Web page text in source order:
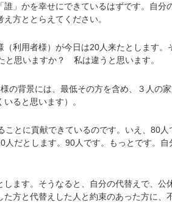
かを幸せにできているはずです。自分
方ととらえてください。
利用者様）が今日は20人来たとします。
と思いますか？ 私は違うと思います。
の背景には、最低その方を含め、３人の
ると思います）。
とに貢献できているのです。いえ、80人
人だとします。90人です。もっとです。
ます。そうなると、自分の代替えで、公
方と代替えした人と約束のあった方に、